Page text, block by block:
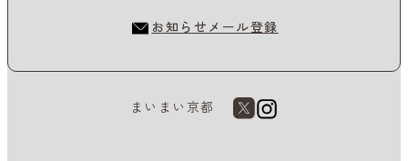
お知らせメール登録
まいまい京都